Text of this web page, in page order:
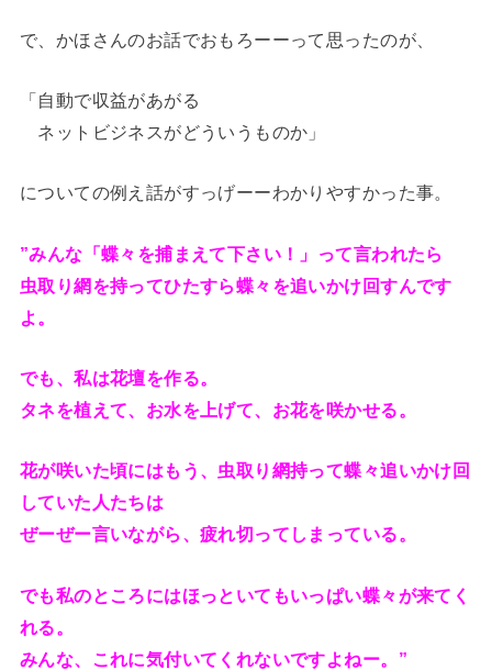
で、かほさんのお話でおもろーーって思ったのが、
「自動で収益があがる
ネットビジネスがどういうものか」
についての例え話がすっげーーわかりやすかった事。
”みんな「蝶々を捕まえて下さい！」って言われたら
虫取り網を持ってひたすら蝶々を追いかけ回すんです
よ。
でも、私は花壇を作る。
タネを植えて、お水を上げて、お花を咲かせる。
花が咲いた頃にはもう、虫取り網持って蝶々追いかけ回
していた人たちは
ぜーぜー言いながら、疲れ切ってしまっている。
でも私のところにはほっといてもいっぱい蝶々が来てく
れる。
みんな、これに気付いてくれないですよねー。”